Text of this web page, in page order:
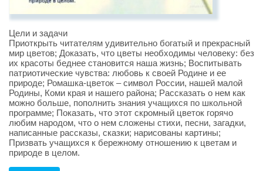
Цели и задачи
Приоткрыть читателям удивительно богатый и прекрасный
мир цветов; Доказать, что цветы необходимы человеку: без
их красоты беднее становится наша жизнь; Воспитывать
патриотические чувства: любовь к своей Родине и ее
природе; Ромашка-цветок – символ России, нашей малой
Родины, Коми края и нашего района; Рассказать о нем как
можно больше, пополнить знания учащихся по школьной
программе; Показать, что этот скромный цветок горячо
любим народом, что о нем сложены стихи, песни, загадки,
написанные рассказы, сказки; нарисованы картины;
Призвать учащихся к бережному отношению к цветам и
природе в целом.